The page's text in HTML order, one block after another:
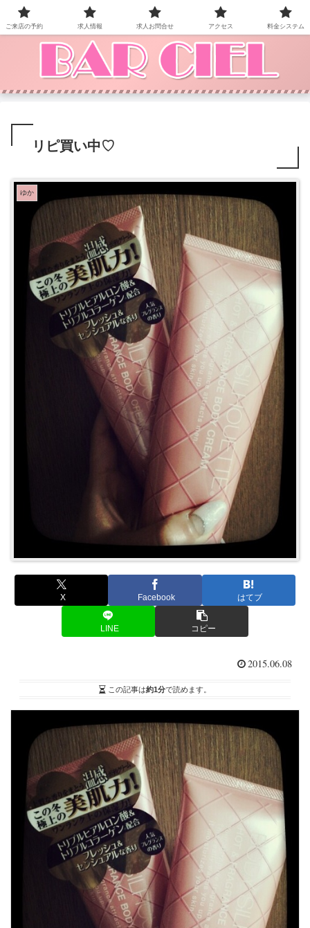
BAR CIEL！ご来店お待ちしています。
リピ買い中♡
ゆか
X Facebook はてブ
LINE コピー
2015.06.08
この記事は約1分で読めます。
ご来店の予約 求人情報 求人お問合せ アクセス 料金システム